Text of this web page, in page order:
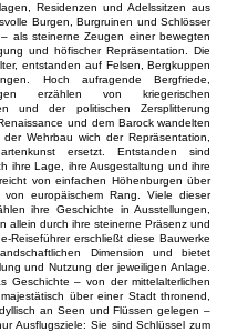
Residenzen und Adelssitzen aus
Burgen, Burgruinen und Schlösser
als steinerne Zeugen einer bewegten
und höfischer Repräsentation. Die
entstanden auf Felsen, Bergkuppen
Hoch aufragende Bergfriede,
erzählen von kriegerischen
und der politischen Zersplitterung
und dem Barock wandelten
Wehrbau wich der Repräsentation,
ersetzt. Entstanden sind
ihre Lage, ihre Ausgestaltung und ihre
von einfachen Höhenburgen über
europäischem Rang. Viele dieser
ihre Geschichte in Ausstellungen,
allein durch ihre steinerne Präsenz und
Reiseführer erschließt diese Bauwerke
Dimension und bietet
und Nutzung der jeweiligen Anlage.
Geschichte – von der mittelalterlichen
über einer Stadt thronend,
an Seen und Flüssen gelegen –
Ausflugsziele: Sie sind Schlüssel zum